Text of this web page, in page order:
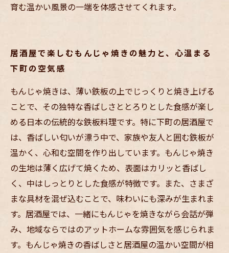
育む温かい風景の一端を体感させてくれます。
居酒屋で楽しむもんじゃ焼きの魅力と、心温まる
下町の空気感
もんじゃ焼きは、薄い鉄板の上でじっくりと焼き上げる
ことで、その独特な香ばしさととろりとした食感が楽し
める日本の伝統的な鉄板料理です。特に下町の居酒屋で
は、香ばしい匂いが漂う中で、家族や友人と囲む鉄板が
温かく、心和む空間を作り出しています。もんじゃ焼き
の生地は薄く広げて焼くため、表面はカリッと香ばし
く、中はしっとりとした食感が特徴です。また、さまざ
まな具材を混ぜ込むことで、味わいにも深みが生まれま
す。居酒屋では、一緒にもんじゃを焼きながら会話が弾
み、地域ならではのアットホームな雰囲気を感じられま
す。もんじゃ焼きの香ばしさと居酒屋の温かい空間が相